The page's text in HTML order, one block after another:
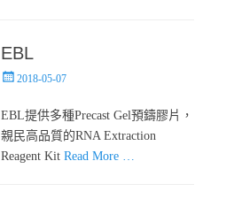
EBL
Posted2018-05-07
EBL提供多種Precast Gel預鑄膠片，
親民高品質的RNA Extraction
Reagent KitRead More …